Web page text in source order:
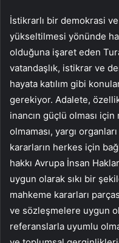
İstikrarlı bir demokrasi
yükseltilmesi yönünde
olduğuna işaret eden
vatandaşlık, istikrar ve
hayata katılım gibi
gerekiyor. Adalete,
inancın güçlü olması
olmaması, yargı
kararların herkes için
hakkı Avrupa İnsan
uygun olarak sıkı bir
mahkeme kararları
ve sözleşmelere uygun
referanslarla uyumlu